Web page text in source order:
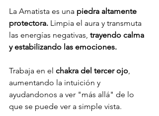
La Amatista es una piedra altamente
protectora. Limpia el aura y transmuta
las energías negativas, trayendo calma
y estabilizando las emociones.
Trabaja en el chakra del tercer ojo,
aumentando la intuición y
ayudandonos a ver "más allá" de lo
que se puede ver a simple vista.